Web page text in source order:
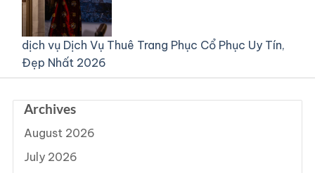
dịch vụ Dịch Vụ Thuê Trang Phục Cổ Phục Uy Tín,
Đẹp Nhất 2026
Archives
August 2026
July 2026